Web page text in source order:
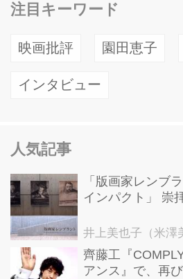
がプロデューサー
ド・アマノ。写
技法を用い、社
ブリヂストンのタ
注目キーワード
映画批評 園田恵子
インタビュー
人気記事
「版画家レンブ
インパクト」 崇
洋美術館にて9月
井上美也子（米澤
齊藤工『
アンス』で、再